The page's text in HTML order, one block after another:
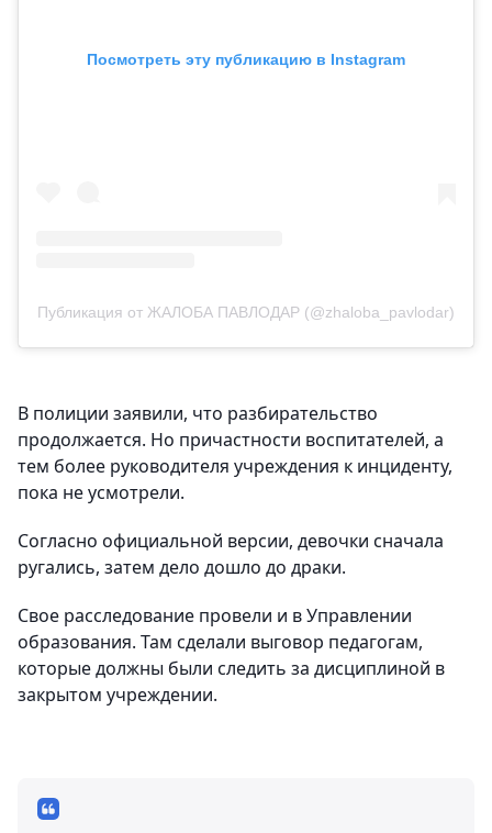
Посмотреть эту публикацию в Instagram
Публикация от ЖАЛОБА ПАВЛОДАР (@zhaloba_pavlodar)
В полиции заявили, что разбирательство
продолжается. Но причастности воспитателей, а
тем более руководителя учреждения к инциденту,
пока не усмотрели.
Согласно официальной версии, девочки сначала
ругались, затем дело дошло до драки.
Свое расследование провели и в Управлении
образования. Там сделали выговор педагогам,
которые должны были следить за дисциплиной в
закрытом учреждении.